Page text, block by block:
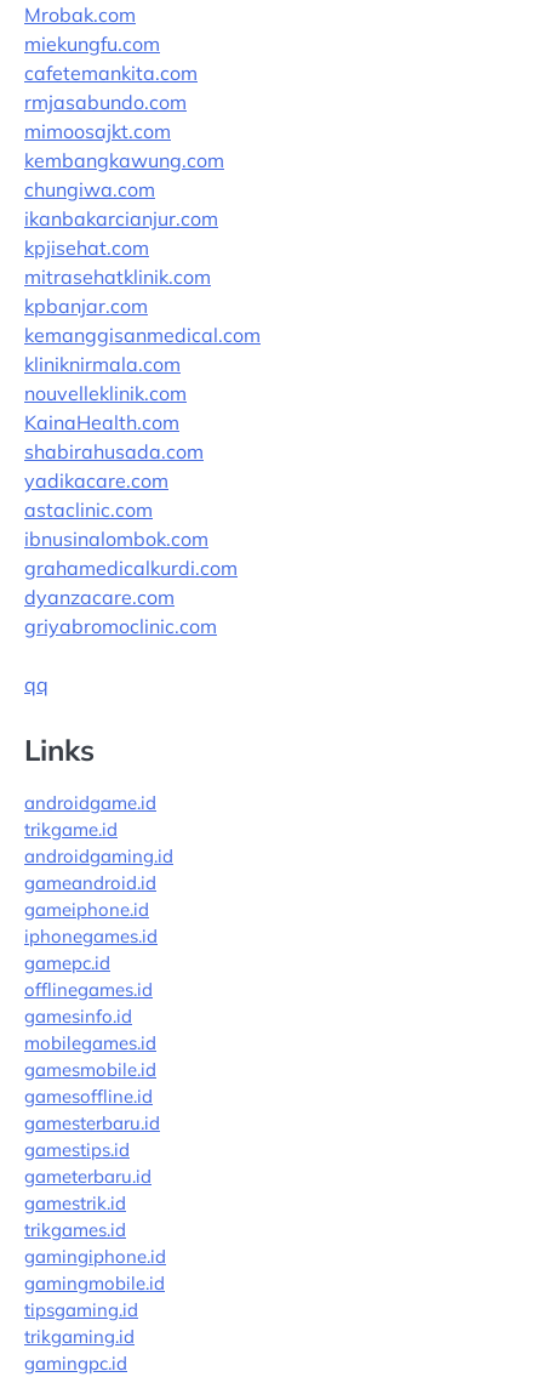
Mrobak.com
miekungfu.com
cafetemankita.com
rmjasabundo.com
mimoosajkt.com
kembangkawung.com
chungiwa.com
ikanbakarcianjur.com
kpjisehat.com
mitrasehatklinik.com
kpbanjar.com
kemanggisanmedical.com
kliniknirmala.com
nouvelleklinik.com
KainaHealth.com
shabirahusada.com
yadikacare.com
astaclinic.com
ibnusinalombok.com
grahamedicalkurdi.com
dyanzacare.com
griyabromoclinic.com
qq
Links
androidgame.id
trikgame.id
androidgaming.id
gameandroid.id
gameiphone.id
iphonegames.id
gamepc.id
offlinegames.id
gamesinfo.id
mobilegames.id
gamesmobile.id
gamesoffline.id
gamesterbaru.id
gamestips.id
gameterbaru.id
gamestrik.id
trikgames.id
gamingiphone.id
gamingmobile.id
tipsgaming.id
trikgaming.id
gamingpc.id